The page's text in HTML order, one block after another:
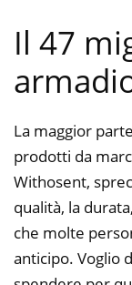
Il 47
La maggior
prodotti da
Withosent,
qualità, la
che molte
anticipo. Voglio